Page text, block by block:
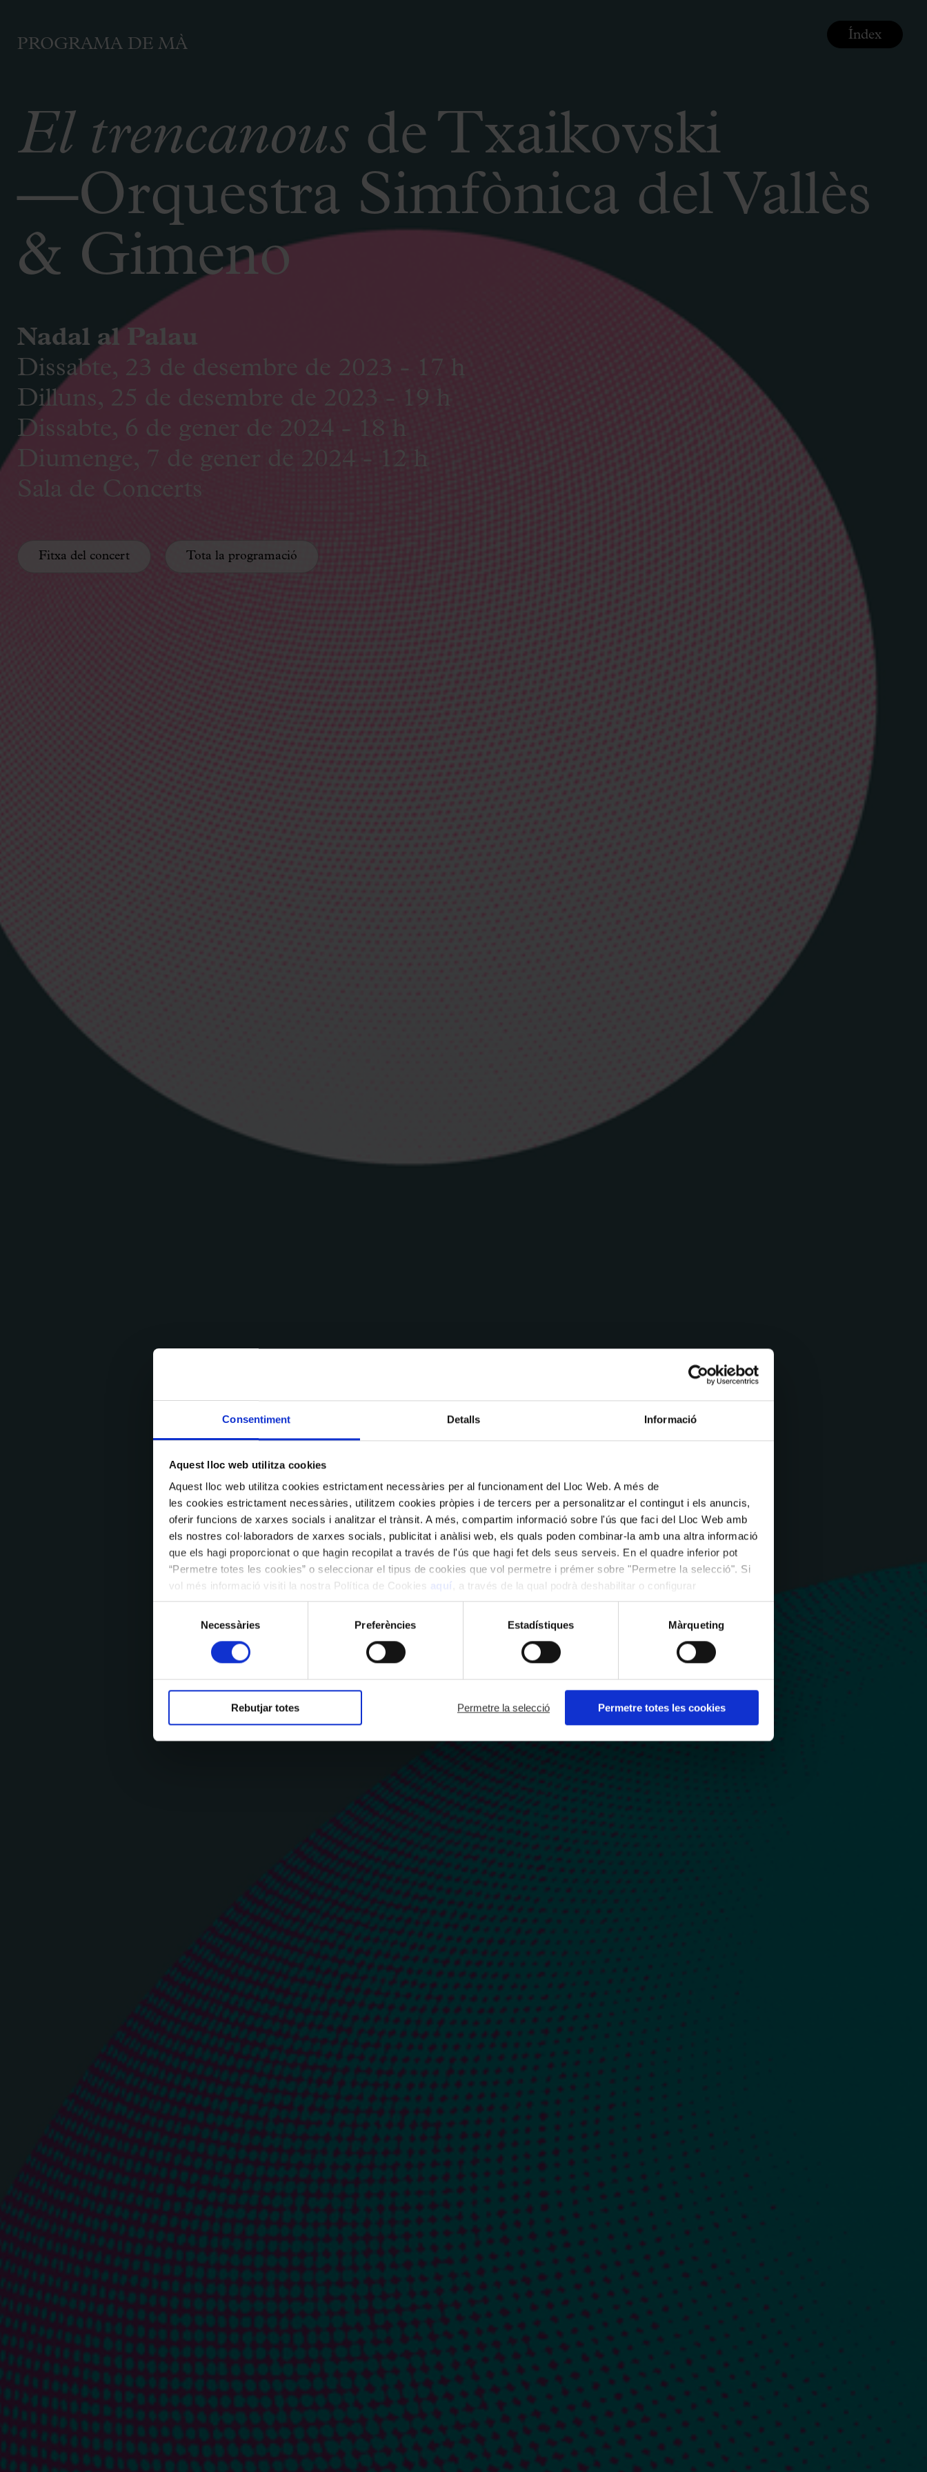
Consentiment Detalls Informació
Aquest lloc web utilitza cookies
Aquest lloc web utilitza cookies estrictament necessàries per al funcionament del Lloc Web. A més de
les cookies estrictament necessàries, utilitzem cookies pròpies i de tercers per a personalitzar el contingut i els anuncis,
oferir funcions de xarxes socials i analitzar el trànsit. A més, compartim informació sobre l'ús que faci del Lloc Web amb
els nostres col·laboradors de xarxes socials, publicitat i anàlisi web, els quals poden combinar-la amb una altra informació
que els hagi proporcionat o que hagin recopilat a través de l'ús que hagi fet dels seus serveis. En el quadre inferior pot
“Permetre totes les cookies” o seleccionar el tipus de cookies que vol permetre i prémer sobre "Permetre la selecció". Si
vol més informació visiti la nostra Política de Cookies aquí
, a través de la qual podrà deshabilitar o configurar
les cookies en qualsevol moment.
consentiment
Necessàries Preferències Estadístiques Màrqueting
Rebutjar totes Permetre la selecció Permetre totes les cookies
PROGRAMA DE MÀ
El trencanous de Txaikovski
—Orquestra Simfònica del Vallès
& Gimeno
Nadal al Palau
Dissabte, 23 de desembre de 2023 - 17 h
Dilluns, 25 de desembre de 2023 - 19 h
Dissabte, 6 de gener de 2024 - 18 h
Diumenge, 7 de gener de 2024 - 12 h
Sala de Concerts
Fitxa del concert Tota la programació
Índex